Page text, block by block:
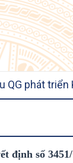
QG phát
định số